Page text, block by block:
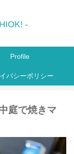
-
Profile
バシーポリシー
庭で焼きマ